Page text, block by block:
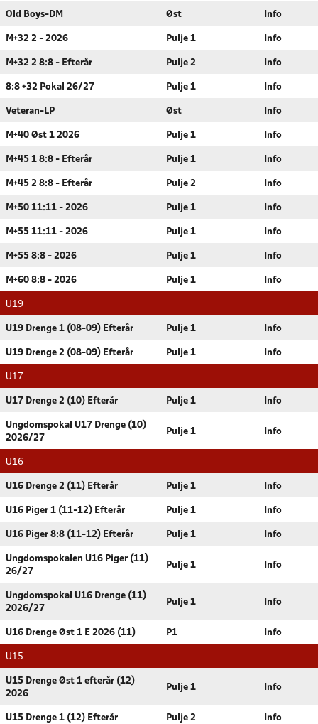
Old Boys-DM Øst Info
M+32 2 - 2026 Pulje 1 Info
M+32 2 8:8 - Efterår Pulje 2 Info
8:8 +32 Pokal 26/27 Pulje 1 Info
Veteran-LP Øst Info
M+40 Øst 1 2026 Pulje 1 Info
M+45 1 8:8 - Efterår Pulje 1 Info
M+45 2 8:8 - Efterår Pulje 2 Info
M+50 11:11 - 2026 Pulje 1 Info
M+55 11:11 - 2026 Pulje 1 Info
M+55 8:8 - 2026 Pulje 1 Info
M+60 8:8 - 2026 Pulje 1 Info
U19
U19 Drenge 1 (08-09) Efterår Pulje 1 Info
U19 Drenge 2 (08-09) Efterår Pulje 1 Info
U17
U17 Drenge 2 (10) Efterår Pulje 1 Info
Ungdomspokal U17 Drenge (10)
2026/27
Pulje 1 Info
U16
U16 Drenge 2 (11) Efterår Pulje 1 Info
U16 Piger 1 (11-12) Efterår Pulje 1 Info
U16 Piger 8:8 (11-12) Efterår Pulje 1 Info
Ungdomspokalen U16 Piger (11)
26/27
Pulje 1 Info
Ungdomspokal U16 Drenge (11)
2026/27
Pulje 1 Info
U16 Drenge Øst 1 E 2026 (11) P1 Info
U15
U15 Drenge Øst 1 efterår (12)
2026
Pulje 1 Info
U15 Drenge 1 (12) Efterår Pulje 2 Info